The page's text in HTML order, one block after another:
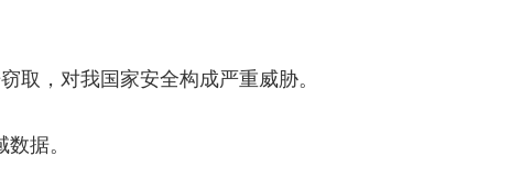
取，对我国家安全构成严重威胁。
据。